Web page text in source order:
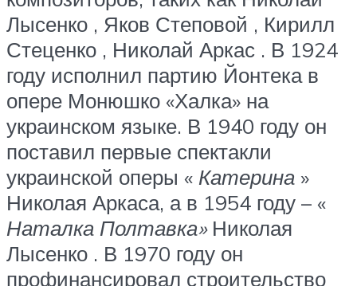
Лысенко , Яков Степовой , Кирилл
Стеценко , Николай Аркас . В 1924
году исполнил партию Йонтека в
опере Монюшко «Халка» на
украинском языке. В 1940 году он
поставил первые спектакли
украинской оперы « Катерина »
Николая Аркаса, а в 1954 году – «
Наталка Полтавка» Николая
Лысенко . В 1970 году он
профинансировал строительство